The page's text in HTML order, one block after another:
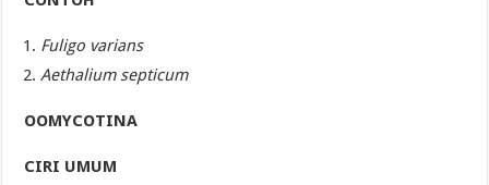
Fuligo varians
Aethalium septicum
OOMYCOTINA
CIRI UMUM